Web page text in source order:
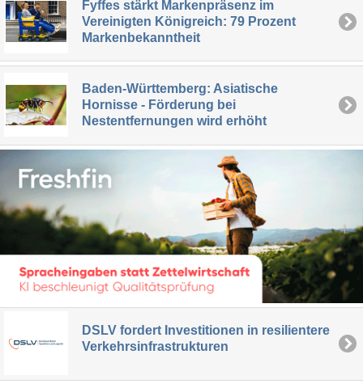
Fyffes stärkt Markenpräsenz im
Vereinigten Königreich: 79 Prozent
Markenbekanntheit
Baden-Württemberg: Asiatische
Hornisse - Förderung bei
Nestentfernungen wird erhöht
DSLV fordert Investitionen in resilientere
Verkehrsinfrastrukturen